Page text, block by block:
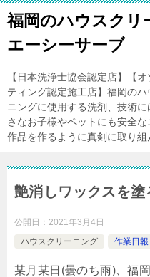
福岡のハウスクリ
エーシーサーブ
【日本洗浄士協会認定店】【
ティング認定施工店】福岡の
ニングに使用する洗剤、技術
さなお子様やペットにも安全
作品を作るように真剣に取り組
艶消しワックスを塗
公開日： 2021年3月4日
ハウスクリーニング
作業日報
某月某日(曇のち雨)、福